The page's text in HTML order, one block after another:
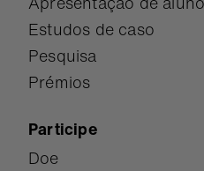
Estudos de caso
Pesquisa
Prémios
Participe
Doe